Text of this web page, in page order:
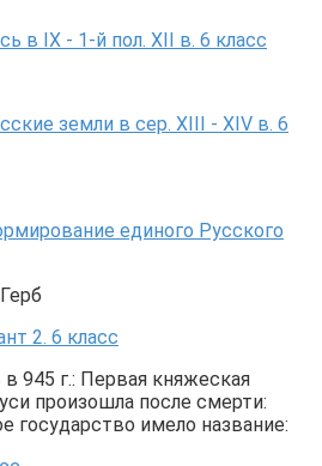
в IX - 1-й пол. XII в. 6 класс
земли в сер. XIII - XIV в. 6
единого Русского
2. 6 класс
945 г.: Первая княжеская
произошла после смерти:
государство имело название: